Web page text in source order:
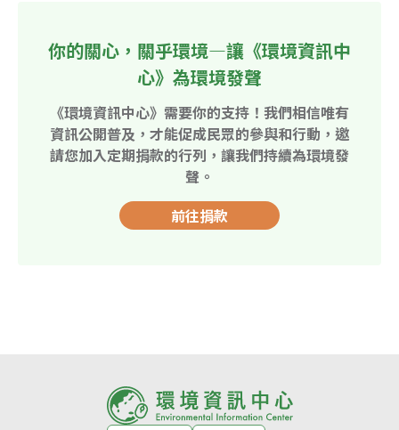
你的關心，關乎環境—讓《環境資訊中
心》為環境發聲
《環境資訊中心》需要你的支持！我們相信唯有
資訊公開普及，才能促成民眾的參與和行動，邀
請您加入定期捐款的行列，讓我們持續為環境發
聲。
前往捐款